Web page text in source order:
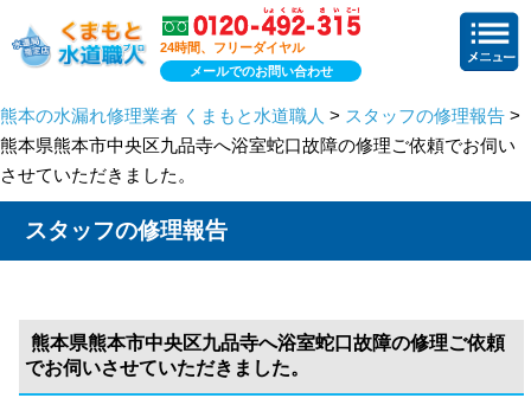
24時間、フリーダイヤル
メールでのお問い合わせ
熊本の水漏れ修理業者 くまもと水道職人 > スタッフの修理報告 >
熊本県熊本市中央区九品寺へ浴室蛇口故障の修理ご依頼でお伺い
させていただきました。
スタッフの修理報告
熊本県熊本市中央区九品寺へ浴室蛇口故障の修理ご依頼
でお伺いさせていただきました。